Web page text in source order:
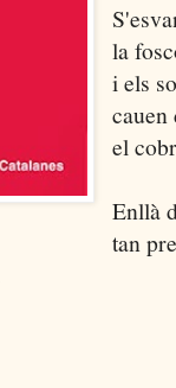
la
i els
cauen
el
Enllà
tan